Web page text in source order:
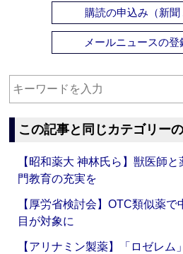
購読の申込み（新聞
メールニュースの登
この記事と同じカテゴリー
【昭和薬大 神林氏ら】獣医師
門教育の充実を
【厚労省検討会】OTC類似薬
目が対象に
【アリナミン製薬】「ロゼレム